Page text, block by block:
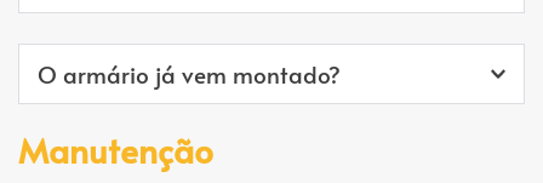
Recomendamos a instalação apenas em paredes
estruturais. Prestar atenção a possíveis
encanamentos e/ou conduítes que possam
conter na parede.
O armário já vem montado?
Sim. De acordo com o projeto de necessidade
desenvolvido para cada condomínio.
Manutenção